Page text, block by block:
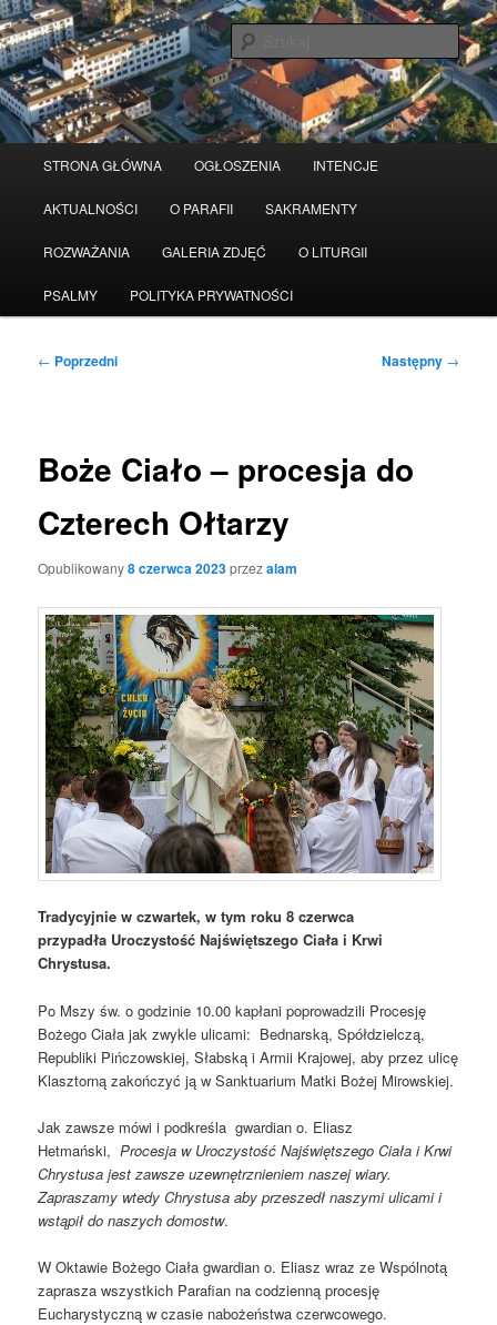
Przeskocz
do
tekstu
STRONA GŁÓWNA OGŁOSZENIA INTENCJE
AKTUALNOŚCI O PARAFII SAKRAMENTY
ROZWAŻANIA GALERIA ZDJĘĆ O LITURGII
PSALMY POLITYKA PRYWATNOŚCI
Nawigacja
← Poprzedni Następny →
Boże Ciało – procesja do
Czterech Ołtarzy
Opublikowany8 czerwca 2023przezalam
Tradycyjnie w czwartek, w tym roku 8 czerwca
przypadła Uroczystość Najświętszego Ciała i Krwi
Chrystusa.
Po Mszy św. o godzinie 10.00 kapłani poprowadzili Procesję
Bożego Ciała jak zwykle ulicami: Bednarską, Spółdzielczą,
Republiki Pińczowskiej, Słabską i Armii Krajowej, aby przez ulicę
Klasztorną zakończyć ją w Sanktuarium Matki Bożej Mirowskiej.
Jak zawsze mówi i podkreśla gwardian o. Eliasz
Hetmański, Procesja w Uroczystość Najświętszego Ciała i Krwi
Chrystusa jest zawsze uzewnętrznieniem naszej wiary.
Zapraszamy wtedy Chrystusa aby przeszedł naszymi ulicami i
wstąpił do naszych domostw.
W Oktawie Bożego Ciała gwardian o. Eliasz wraz ze Wspólnotą
zaprasza wszystkich Parafian na codzienną procesję
Eucharystyczną w czasie nabożeństwa czerwcowego.
Serwis wykorzystuje pliki Cookies Czytaj więcej odrzuć